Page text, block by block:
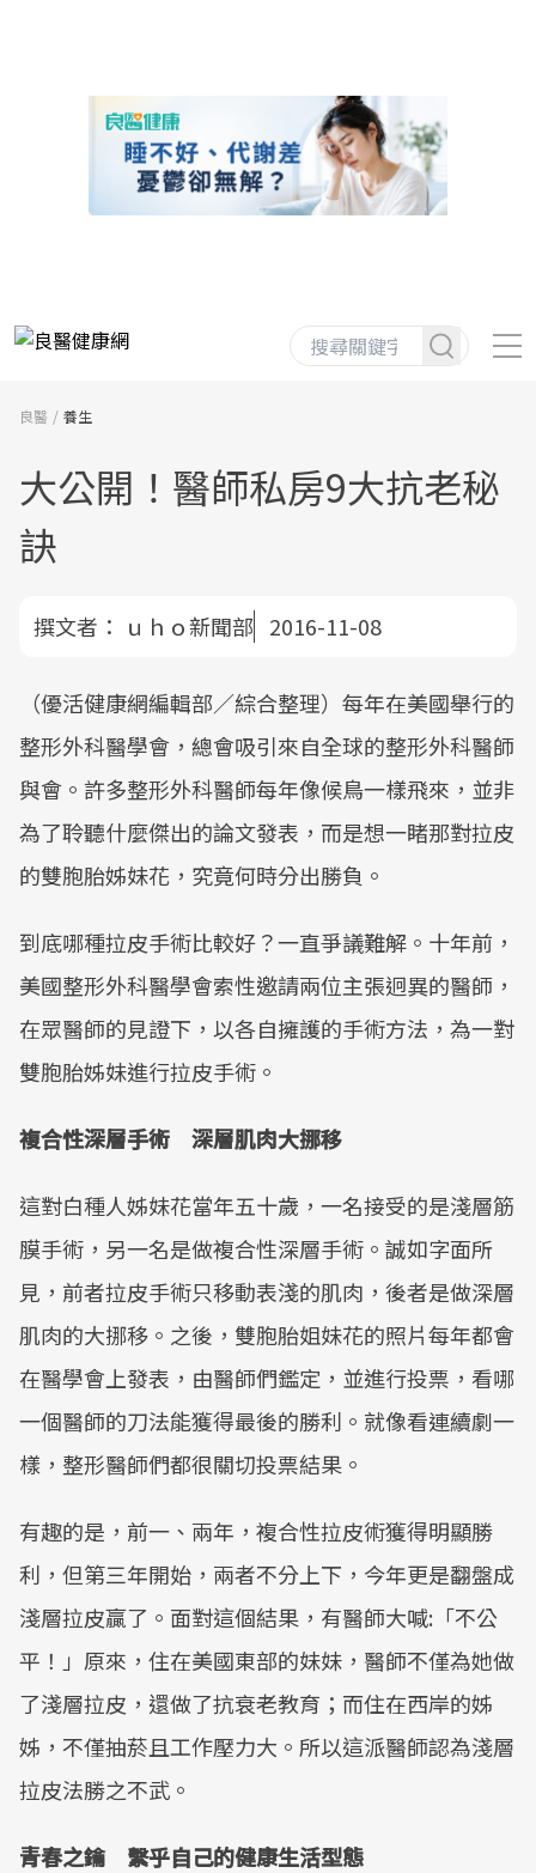
良醫 養生
大公開！醫師私房9大抗老秘
訣
撰文者： ｕｈｏ新聞部 2016-11-08
（優活健康網編輯部／綜合整理）每年在美國舉行的
整形外科醫學會，總會吸引來自全球的整形外科醫師
與會。許多整形外科醫師每年像候鳥一樣飛來，並非
為了聆聽什麼傑出的論文發表，而是想一睹那對拉皮
的雙胞胎姊妹花，究竟何時分出勝負。
到底哪種拉皮手術比較好？一直爭議難解。十年前，
美國整形外科醫學會索性邀請兩位主張迥異的醫師，
在眾醫師的見證下，以各自擁護的手術方法，為一對
雙胞胎姊妹進行拉皮手術。
複合性深層手術 深層肌肉大挪移
這對白種人姊妹花當年五十歲，一名接受的是淺層筋
膜手術，另一名是做複合性深層手術。誠如字面所
見，前者拉皮手術只移動表淺的肌肉，後者是做深層
肌肉的大挪移。之後，雙胞胎姐妹花的照片每年都會
在醫學會上發表，由醫師們鑑定，並進行投票，看哪
一個醫師的刀法能獲得最後的勝利。就像看連續劇一
樣，整形醫師們都很關切投票結果。
有趣的是，前一、兩年，複合性拉皮術獲得明顯勝
利，但第三年開始，兩者不分上下，今年更是翻盤成
淺層拉皮贏了。面對這個結果，有醫師大喊:「不公
平！」原來，住在美國東部的妹妹，醫師不僅為她做
了淺層拉皮，還做了抗衰老教育；而住在西岸的姊
姊，不僅抽菸且工作壓力大。所以這派醫師認為淺層
拉皮法勝之不武。
青春之鑰 繫乎自己的健康生活型態